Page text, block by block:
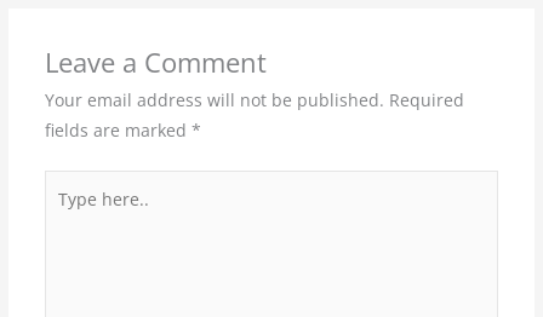
Leave a Comment
Your email address will not be published. Required
fields are marked *
here..